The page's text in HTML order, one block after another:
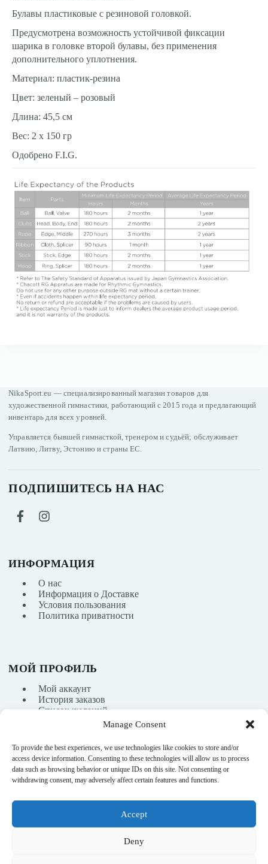
Manage Consent
To provide the best experiences, we use technologies like cookies to store and/or
access device information. Consenting to these technologies will allow us to process
data such as browsing behavior or unique IDs on this site. Not consenting or
withdrawing consent, may adversely affect certain features and functions.
Accept
Deny
Булавы пластиковые с резиновой головкой.
Предусмотрена возможность устойчивой фиксации
шарика в головке второй булавы, без применения
дополнительного уплотнения.
Материал: пластик-резина
Цвет: зеленый – розовый
Длина: 45,5 cм
Вес: 2 x 150 гр
Одобрено F.I.G.
NikaSport.eu — специализированный магазин товаров для
художественной гимнастики, работающий с 2015 года и предлагающий
инвентарь для всех уровней.
Управляется бывшей гимнасткой, тренером и судьёй; обслуживает
Латвию, Литву, Эстонию и страны ЕС.
ПОДПИШИТЕСЬ НА НАС
ИНФОРМАЦИЯ
О нас
Информация о Доставке
Условия пользования
Политика приватности
МОЙ ПРОФИЛЬ
Мой аккаунт
История заказов
Список желаний
info@nikasport.eu
+371 28228266